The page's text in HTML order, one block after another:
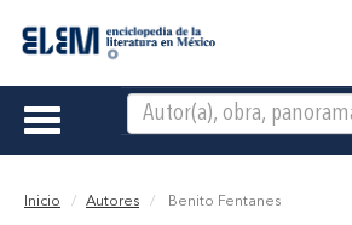
Toggle
Inicio Autores Benito Fentanes